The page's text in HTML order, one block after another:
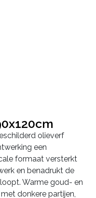
olieverf
een
formaat versterkt
en benadrukt de
Warme goud- en
donkere partijen,